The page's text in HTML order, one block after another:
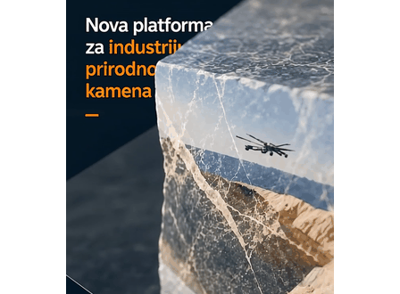
Detekcija različitih oblika